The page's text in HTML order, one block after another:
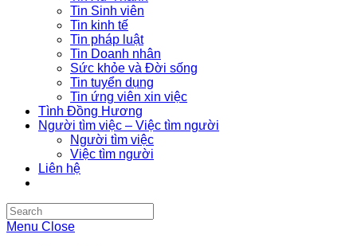
Tin Sinh viên
Tin kinh tế
Tin pháp luật
Tin Doanh nhân
Sức khỏe và Đời sống
Tin tuyển dụng
Tin ứng viên xin việc
Tình Đồng Hương
Người tìm việc – Việc tìm người
Người tìm việc
Việc tìm người
Liên hệ
Search
this
Menu Close